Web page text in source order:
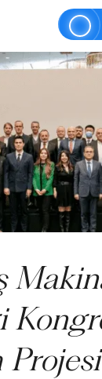
Projesi